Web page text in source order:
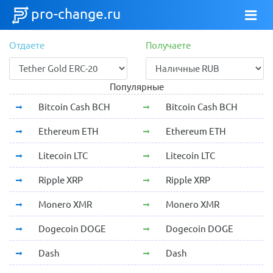
pro-change.ru
Отдаете Получаете
Популярные
Bitcoin Cash BCH
Bitcoin Cash BCH
Ethereum ETH Ethereum ETH
Litecoin LTC Litecoin LTC
Ripple XRP Ripple XRP
Monero XMR Monero XMR
Dogecoin DOGE Dogecoin DOGE
Dash Dash